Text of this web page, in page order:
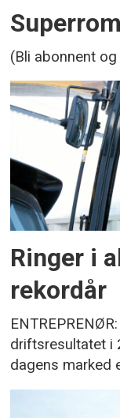
(Bli abonnent
Ringer i
rekordår
driftsresultatet i
dagens marked